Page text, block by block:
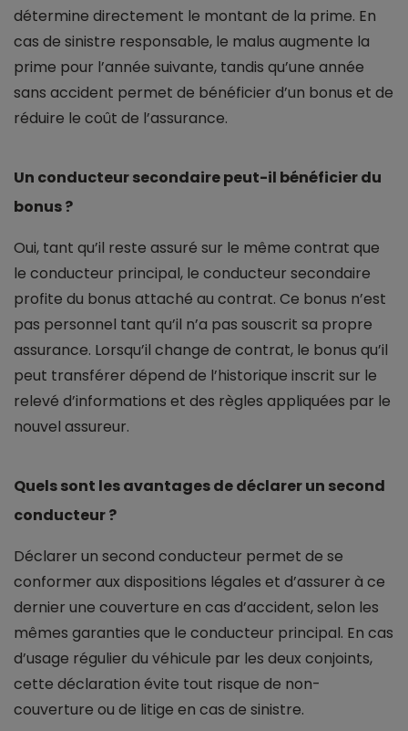
détermine directement le montant de la prime. En
cas de sinistre responsable, le malus augmente la
prime pour l’année suivante, tandis qu’une année
sans accident permet de bénéficier d’un bonus et de
réduire le coût de l’assurance.
Un conducteur secondaire peut-il bénéficier du
bonus ?
Oui, tant qu’il reste assuré sur le même contrat que
le conducteur principal, le conducteur secondaire
profite du bonus attaché au contrat. Ce bonus n’est
pas personnel tant qu’il n’a pas souscrit sa propre
assurance. Lorsqu’il change de contrat, le bonus qu’il
peut transférer dépend de l’historique inscrit sur le
relevé d’informations et des règles appliquées par le
nouvel assureur.
Quels sont les avantages de déclarer un second
conducteur ?
Déclarer un second conducteur permet de se
conformer aux dispositions légales et d’assurer à ce
dernier une couverture en cas d’accident, selon les
mêmes garanties que le conducteur principal. En cas
d’usage régulier du véhicule par les deux conjoints,
cette déclaration évite tout risque de non-
couverture ou de litige en cas de sinistre.